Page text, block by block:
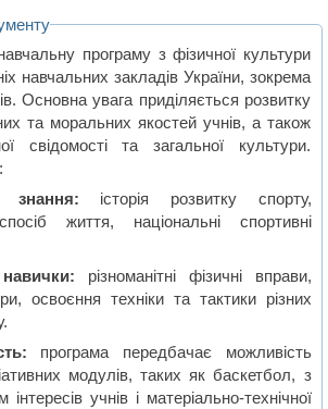
програму з фізичної культури
навчальних закладів України, зокрема
Основна увага приділяється розвитку
та моральних якостей учнів, а також
свідомості та загальної культури.
знання: історія розвитку спорту,
життя, національні спортивні
різноманітні фізичні вправи,
освоєння техніки та тактики різних
програма передбачає можливість
модулів, таких як баскетбол, з
інтересів учнів і матеріально-технічної